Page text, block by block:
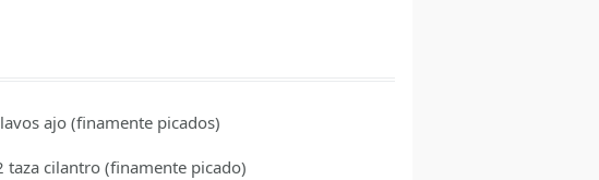
ajo(finamente picados)
taza cilantro(finamente picado)